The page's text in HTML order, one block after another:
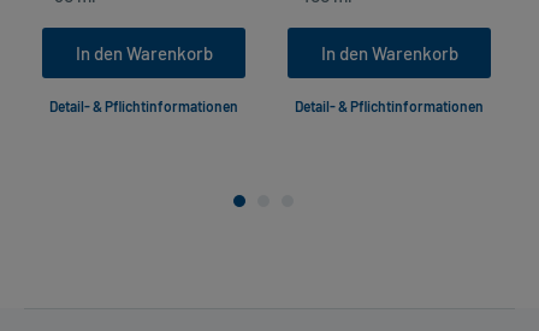
In den Warenkorb
Detail- & Pflichtinformationen
In den Warenkorb
Detail- & Pflichtinformationen